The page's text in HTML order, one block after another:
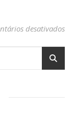
desativados